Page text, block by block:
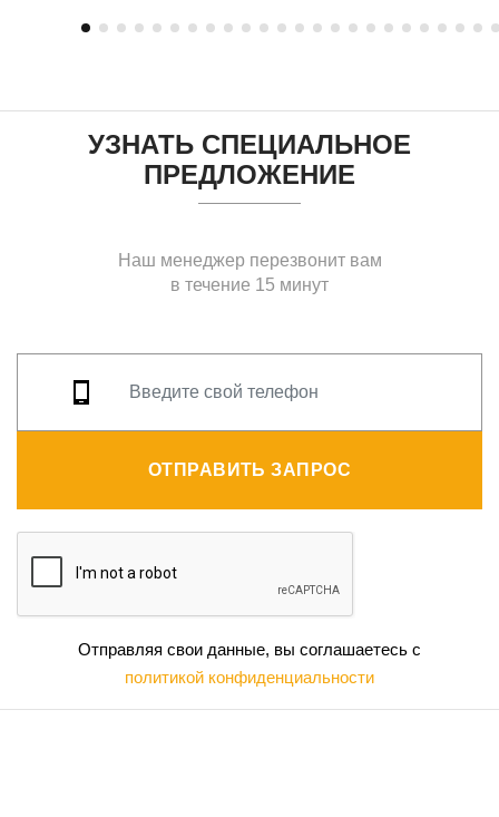
УЗНАТЬ СПЕЦИАЛЬНОЕ
ПРЕДЛОЖЕНИЕ
Наш менеджер перезвонит вам
в течение 15 минут
ОТПРАВИТЬ ЗАПРОС
Отправляя свои данные, вы соглашаетесь с
политикой конфиденциальности